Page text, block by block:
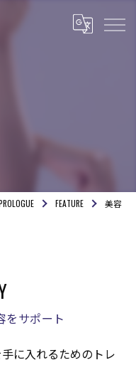
FEATURE 美容
をサポート
に入れるためのトレ